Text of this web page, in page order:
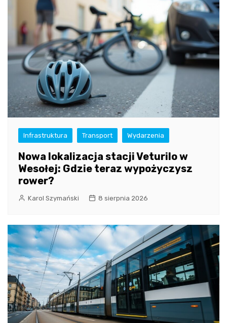
Infrastruktura Transport Wydarzenia
Nowa lokalizacja stacji Veturilo w
Wesołej: Gdzie teraz wypożyczysz
rower?
Karol Szymański 8 sierpnia 2026